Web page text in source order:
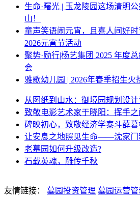
生命·曙光 | 玉龙陵园这场清明
山！
童声笑语闹元宵，且喜人间好时
2026元宵节活动
聚势·励行|杨艺集团 2025 年度
会
雅歌幼儿园 | 2026年春季招生火
从图纸到山水：御境园规划设
致敬电影艺术家于晓阳：挥手
碑映初心，致敬经济学泰斗薛暮
让安息之地照见生命——沈家门
老墓园如何升级改造?
石载英魂，雕传千秋
友情链接： 墓园投资管理 墓园运营管